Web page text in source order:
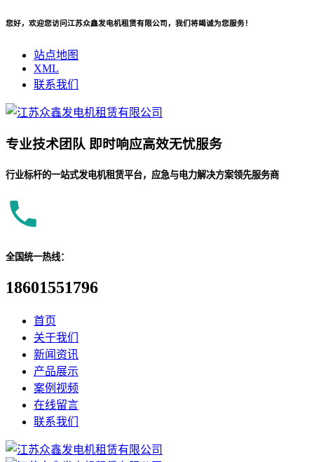
您好，欢迎您访问江苏众鑫发电机租赁有限公司，我们将竭诚为您服务！
站点地图
XML
联系我们
专业技术团队 即时响应高效无忧服务
行业标杆的一站式发电机租赁平台，应急与电力解决方案领先服务商
全国统一热线：
18601551796
首页
关于我们
新闻资讯
产品展示
案例视频
在线留言
联系我们